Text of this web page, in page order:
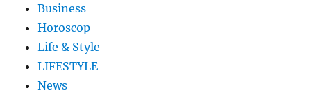
Business
Horoscop
Life & Style
LIFESTYLE
News